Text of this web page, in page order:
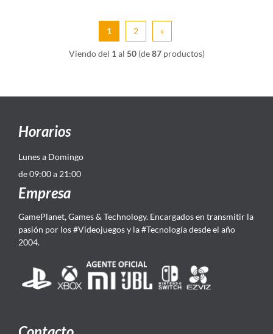
1 2 »
Viendo del 1 al 50(de87productos)
Horarios
Lunes a Domingo
de 09:00 a 21:00
Empresa
GamePlanet, Games & Technology. Encargados en transmitir la
pasión por los #Videojuegos y la #Tecnología desde el año
2004.